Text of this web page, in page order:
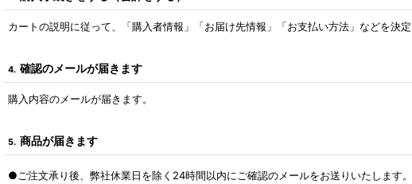
カートの説明に従って、「購入者情報」「お届け先情報」「お支払い方法」などを決定
4. 確認のメールが届きます
購入内容のメールが届きます。
5. 商品が届きます
●ご注文承り後、弊社休業日を除く24時間以内にご確認のメールをお送りいたします